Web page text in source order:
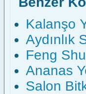
Kalanşo
Aydınlık
Feng
Ananas
Salon